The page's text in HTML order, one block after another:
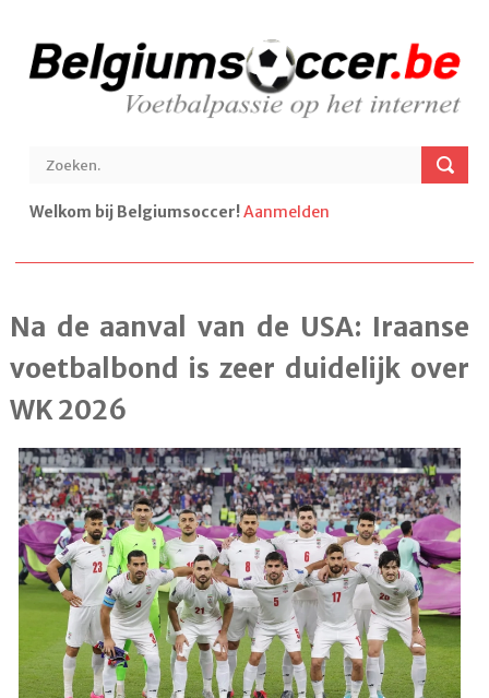
Welkom bij Belgiumsoccer!Aanmelden
Na de aanval van de USA: Iraanse
voetbalbond is zeer duidelijk over
WK 2026